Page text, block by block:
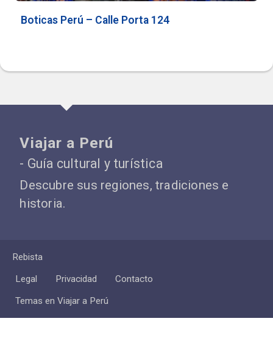
Boticas Perú – Calle Porta 124
Viajar a Perú
- Guía cultural y turística
Descubre sus regiones, tradiciones e
historia.
Rebista
Legal
Privacidad
Contacto
Temas en Viajar a Perú